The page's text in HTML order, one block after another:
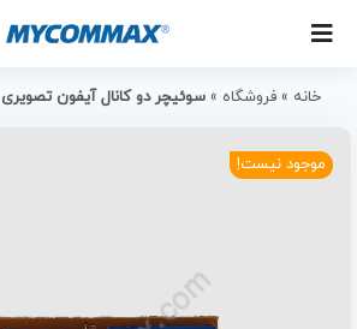
خانه » فروشگاه » سوئیچر دو کانال آیفون تصویری
موجود نیست!